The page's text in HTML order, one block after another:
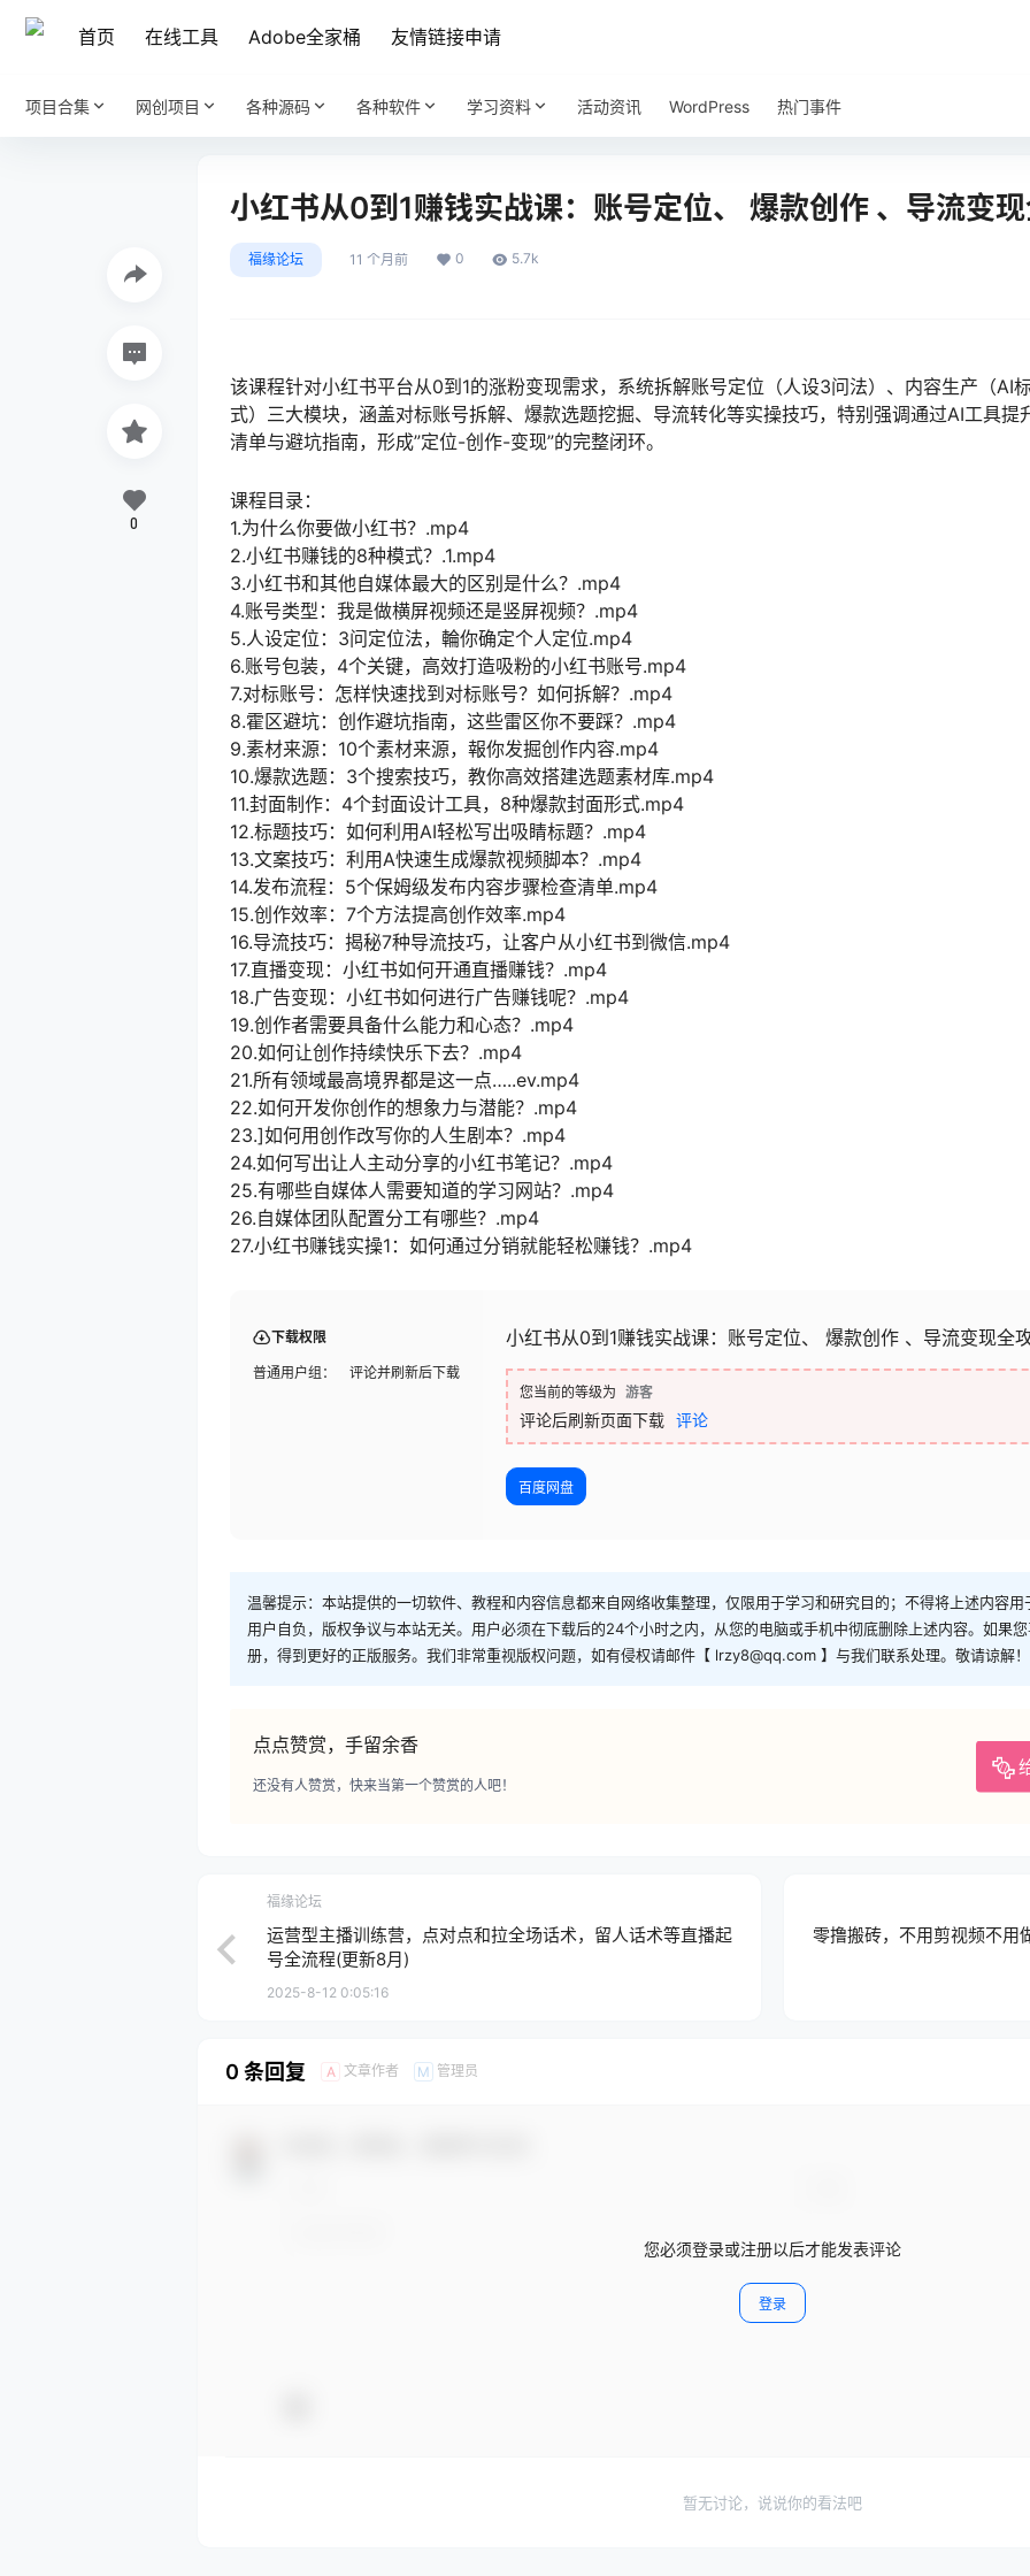
首页 在线工具 Adobe全家桶 友情链接申请
项目合集 网创项目 各种源码 各种软件 学习资料 活动资讯 WordPress 热门事件
小红书从0到1赚钱实战课：账号定位、 爆款创作 、导流变
福缘论坛 11 个月前 0 5.7k
该课程针对小红书平台从0到1的涨粉变现需求，系统拆解账号定位（人设3问法）、内容生产（AI
式）三大模块，涵盖对标账号拆解、爆款选题挖掘、导流转化等实操技巧，特别强调通过AI工具
清单与避坑指南，形成”定位-创作-变现”的完整闭环。
课程目录：
1.为什么你要做小红书？.mp4
2.小红书赚钱的8种模式？.1.mp4
3.小红书和其他自媒体最大的区别是什么？.mp4
4.账号类型：我是做横屏视频还是竖屏视频？.mp4
5.人设定位：3问定位法，輪你确定个人定位.mp4
6.账号包装，4个关键，高效打造吸粉的小红书账号.mp4
7.对标账号：怎样快速找到对标账号？如何拆解？.mp4
8.霍区避坑：创作避坑指南，这些雷区你不要踩？.mp4
9.素材来源：10个素材来源，報你发掘创作内容.mp4
10.爆款选题：3个搜索技巧，教你高效搭建选题素材库.mp4
11.封面制作：4个封面设计工具，8种爆款封面形式.mp4
12.标题技巧：如何利用AI轻松写出吸睛标题？.mp4
13.文案技巧：利用A快速生成爆款视频脚本？.mp4
14.发布流程：5个保姆级发布内容步骤检查清单.mp4
15.创作效率：7个方法提高创作效率.mp4
16.导流技巧：揭秘7种导流技巧，让客户从小红书到微信.mp4
17.直播变现：小红书如何开通直播赚钱？.mp4
18.广告变现：小红书如何进行广告赚钱呢？.mp4
19.创作者需要具备什么能力和心态？.mp4
20.如何让创作持续快乐下去？.mp4
21.所有领域最高境界都是这一点…..ev.mp4
22.如何开发你创作的想象力与潜能？.mp4
23.]如何用创作改写你的人生剧本？.mp4
24.如何写出让人主动分享的小红书笔记？.mp4
25.有哪些自媒体人需要知道的学习网站？.mp4
26.自媒体团队配置分工有哪些？.mp4
27.小红书赚钱实操1：如何通过分销就能轻松赚钱？.mp4
下载权限
普通用户组： 评论并刷新后下载
小红书从0到1赚钱实战课：账号定位、 爆款创作 、导流变现全
您当前的等级为 游客
评论后刷新页面下载 评论
百度网盘
温馨提示：本站提供的一切软件、教程和内容信息都来自网络收集整理，仅限用于学习和研究目的；不得将上述内容
用户自负，版权争议与本站无关。用户必须在下载后的24个小时之内，从您的电脑或手机中彻底删除上述内容。如果
册，得到更好的正版服务。我们非常重视版权问题，如有侵权请邮件【 lrzy8@qq.com 】与我们联系处理。敬请谅解！
点点赞赏，手留余香
还没有人赞赏，快来当第一个赞赏的人吧！
0
福缘论坛
运营型主播训练营，点对点和拉全场话术，留人话术等直播起
号全流程(更新8月)
2025-8-12 0:05:16
零撸搬砖，不用剪视频不用
0 条回复 A 文章作者 M 管理员
您必须登录或注册以后才能发表评论
登录
暂无讨论，说说你的看法吧